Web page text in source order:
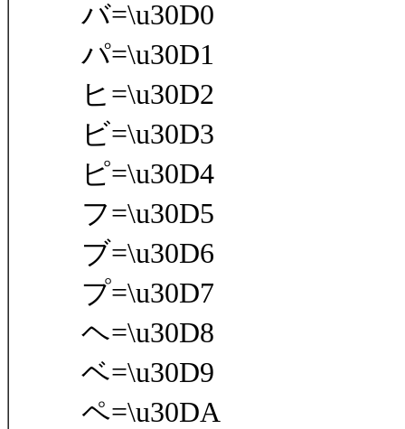
バ=\u30D0
パ=\u30D1
ヒ=\u30D2
ビ=\u30D3
ピ=\u30D4
フ=\u30D5
ブ=\u30D6
プ=\u30D7
ヘ=\u30D8
ベ=\u30D9
ペ=\u30DA